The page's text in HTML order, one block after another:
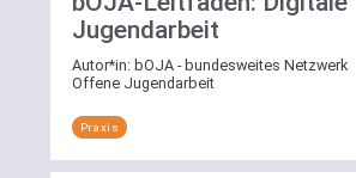
deaktivieren.
Weitere
Jugendarbeit
Autor*in: bOJA - bundesweites Netzwerk
Offene Jugendarbeit
Praxis